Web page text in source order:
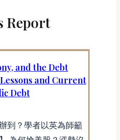
Report
and the Debt
and Current
Debt
到？學者以英為師籲